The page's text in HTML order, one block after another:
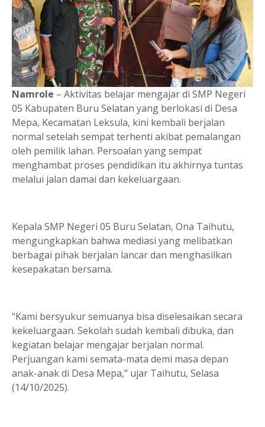
Namrole – Aktivitas belajar mengajar di SMP Negeri
05 Kabupaten Buru Selatan yang berlokasi di Desa
Mepa, Kecamatan Leksula, kini kembali berjalan
normal setelah sempat terhenti akibat pemalangan
oleh pemilik lahan. Persoalan yang sempat
menghambat proses pendidikan itu akhirnya tuntas
melalui jalan damai dan kekeluargaan.
Kepala SMP Negeri 05 Buru Selatan, Ona Taihutu,
mengungkapkan bahwa mediasi yang melibatkan
berbagai pihak berjalan lancar dan menghasilkan
kesepakatan bersama.
“Kami bersyukur semuanya bisa diselesaikan secara
kekeluargaan. Sekolah sudah kembali dibuka, dan
kegiatan belajar mengajar berjalan normal.
Perjuangan kami semata-mata demi masa depan
anak-anak di Desa Mepa,” ujar Taihutu, Selasa
(14/10/2025).